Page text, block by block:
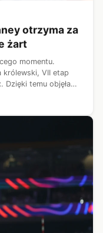
otrzyma za
żart
momentu.
królewski, VII etap
Dzięki temu objęła